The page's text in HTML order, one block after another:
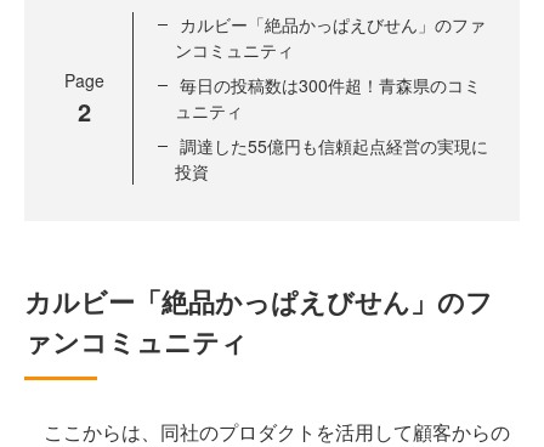
Page
2
カルビー「絶品かっぱえびせん」のファ
ンコミュニティ
毎日の投稿数は300件超！青森県のコミ
ュニティ
調達した55億円も信頼起点経営の実現に
投資
カルビー「絶品かっぱえびせん」のフ
ァンコミュニティ
ここからは、同社のプロダクトを活用して顧客からの